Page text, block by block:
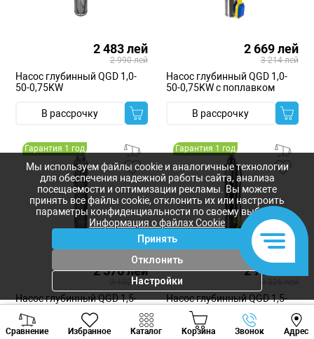
2 483 лей
2 990 лей
Насос глубинный QGD 1,0-
50-0,75KW
В рассрочку
2 669 лей
3 214 лей
Насос глубинный QGD 1,0-
50-0,75KW с поплавком
В рассрочку
Гарантия 1 год
2 576 лей
3 102 лей
Насос глубинный QGD 1,5-
В рассрочку
Гарантия 1 год
2 762 лей
Насос глубинный QGD 1,5-
100-1,1KW с поплавком
В рассрочку
Сравнение Избранное Каталог Корзина Звонок Адрес
Viber Whatsapp
Мы используем файлы cookie и аналогичные технологии
для обеспечения надежной работы сайта, анализа
посещаемости и оптимизации рекламы. Вы можете
принять все файлы cookie, отклонить их или настроить
параметры конфиденциальности по своему выбору.
Информация о файлах Cookie
Принять
Отклонить
Настройки